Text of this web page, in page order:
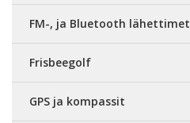
FM-, ja Bluetooth lähettimet
Frisbeegolf
GPS ja kompassit